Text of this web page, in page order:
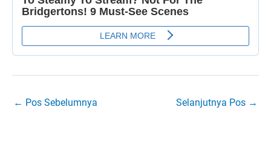
← Pos Sebelumnya Selanjutnya Pos →